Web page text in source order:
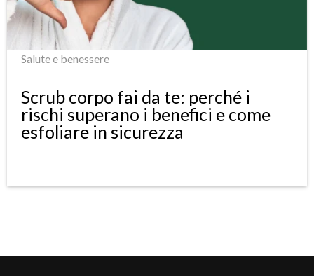
Salute e benessere
Scrub corpo fai da te: perché i
rischi superano i benefici e come
esfoliare in sicurezza